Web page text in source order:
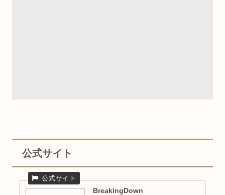
公式サイト
BreakingDown